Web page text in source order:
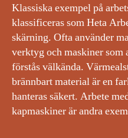
Klassiska exempel på
klassificeras som Heta
skärning. Ofta använder
verktyg och maskiner som
förstås välkända.
brännbart material är en
hanteras säkert. Arbete
kapmaskiner är andra